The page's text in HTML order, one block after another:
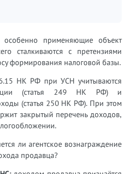
применяющие объект
сталкиваются с претензиями
формирования налоговой базы.
НК РФ при УСН учитываются
(статья 249 НК РФ) и
(статья 250 НК РФ). При этом
закрытый перечень доходов,
ли агентское вознаграждение
продавца?